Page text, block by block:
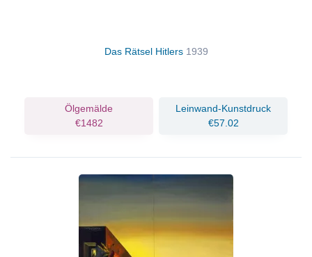
Das Rätsel Hitlers 1939
Ölgemälde
€1482
Leinwand-Kunstdruck
€57.02